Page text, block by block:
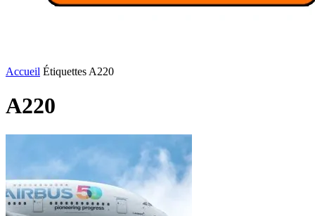
Accueil Étiquettes A220
A220